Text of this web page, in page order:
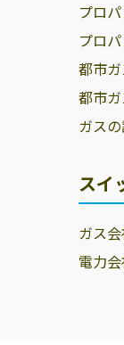
プロ
プロ
都市
都市
ガス
スイ
ガス
電力